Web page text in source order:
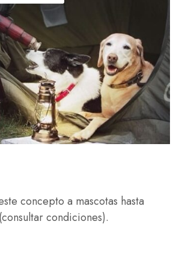
concepto a mascotas hasta
condiciones).